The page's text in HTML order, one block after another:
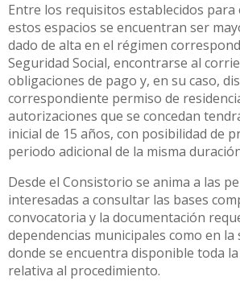
Entre los requisitos establecidos
estos espacios se encuentran ser
dado de alta en el régimen
Seguridad Social, encontrarse al
obligaciones de pago y, en su caso,
correspondiente permiso de
autorizaciones que se concedan
inicial de 15 años, con posibilidad de
periodo adicional de la misma
Desde el Consistorio se anima a las
interesadas a consultar las bases
convocatoria y la documentación
dependencias municipales como en la
donde se encuentra disponible toda
relativa al procedimiento.